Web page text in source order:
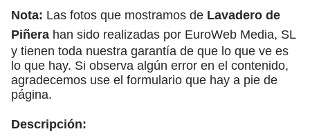
Nota: Las fotos que mostramos de Lavadero de
Piñera han sido realizadas por EuroWeb Media, SL
y tienen toda nuestra garantía de que lo que ve es
lo que hay. Si observa algún error en el contenido,
agradecemos use el formulario que hay a pie de
página.
Descripción: